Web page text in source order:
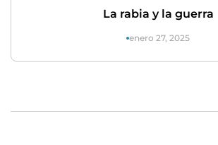
La rabia y la guerra
enero 27, 2025